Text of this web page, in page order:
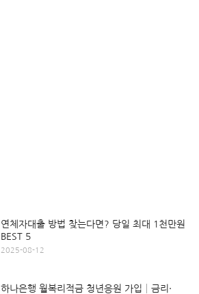
연체자대출 방법 찾는다면? 당일 최대 1천만원
BEST 5
2025-08-12
하나은행 월복리적금 청년응원 가입│금리·